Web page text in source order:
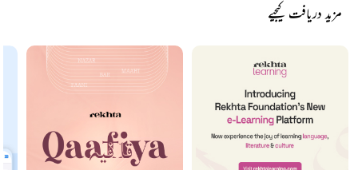
مزید دریافت کیجیے